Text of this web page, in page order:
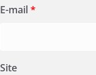
E-mail*
Site